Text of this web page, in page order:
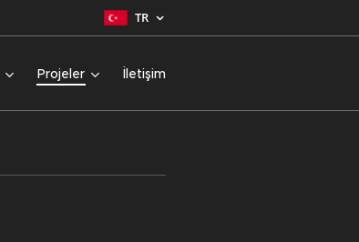
TR
Projeler İletişim